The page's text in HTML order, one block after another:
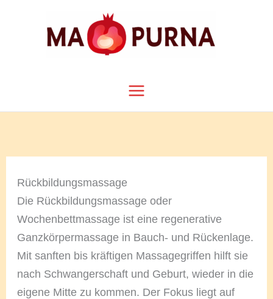
Rückbildungsmassage
Die Rückbildungsmassage oder
Wochenbettmassage ist eine regenerative
Ganzkörpermassage in Bauch- und Rückenlage.
Mit sanften bis kräftigen Massagegriffen hilft sie
nach Schwangerschaft und Geburt, wieder in die
eigene Mitte zu kommen. Der Fokus liegt auf